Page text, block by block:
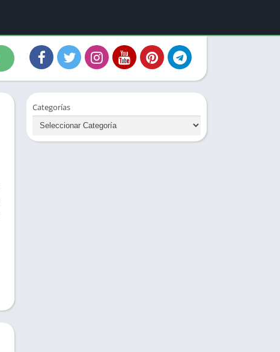
Categorías